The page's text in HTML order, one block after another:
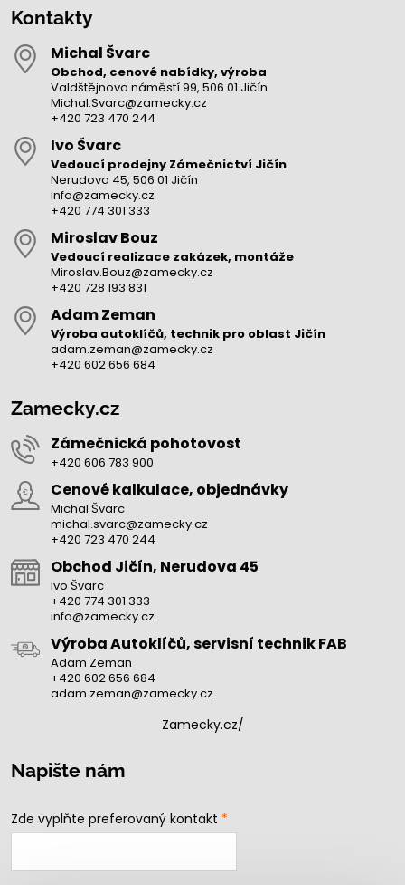
Kontakty
Michal Švarc
Obchod, cenové nabídky, výroba
Valdštějnovo náměstí 99, 506 01 Jičín
Michal.Svarc@zamecky.cz
+420 723 470 244
Ivo Švarc
Vedoucí prodejny Zámečnictví Jičín
Nerudova 45, 506 01 Jičín
info@zamecky.cz
+420 774 301 333
Miroslav Bouz
Vedoucí realizace zakázek, montáže
Miroslav.Bouz@zamecky.cz
+420 728 193 831
Adam Zeman
Výroba autoklíčů, technik pro oblast Jičín
adam.zeman@zamecky.cz
+420 602 656 684
Zamecky.cz
Zámečnická pohotovost
+420 606 783 900
Cenové kalkulace, objednávky
Michal Švarc
michal.svarc@zamecky.cz
+420 723 470 244
Obchod Jičín, Nerudova 45
Ivo Švarc
+420 774 301 333
info@zamecky.cz
Výroba Autoklíčů, servisní technik FAB
Adam Zeman
+420 602 656 684
adam.zeman@zamecky.cz
Zamecky.cz/
Napište nám
Zde vyplňte preferovaný kontakt *